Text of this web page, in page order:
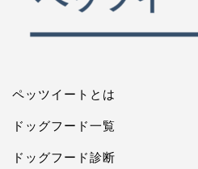
ペッツイートとは
ドッグフード一覧
ドッグフード診断